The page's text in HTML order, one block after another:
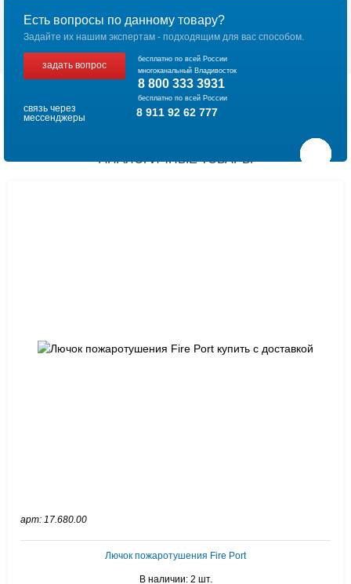
Есть вопросы по данному товару?
Задайте их нашим экспертам - подходящим для вас способом.
задать вопрос
бесплатно по всей России
многоканальный Владивосток
8 800 333 3931
бесплатно по всей России
связь через
мессенджеры
8 911 92 62 777
АНАЛОГИЧНЫЕ ТОВАРЫ
арт: 17.680.00
Лючок пожаротушения Fire Port
В наличии: 2 шт.